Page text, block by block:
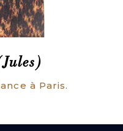
à Paris.